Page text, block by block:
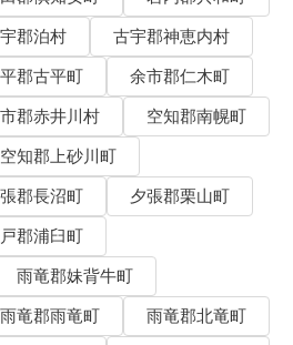
郡泊村
古宇郡神恵内村
郡古平町
余市郡仁木町
郡赤井川村
空知郡南幌町
空知郡上砂川町
郡長沼町
夕張郡栗山町
郡浦臼町
雨竜郡妹背牛町
雨竜郡雨竜町
雨竜郡北竜町